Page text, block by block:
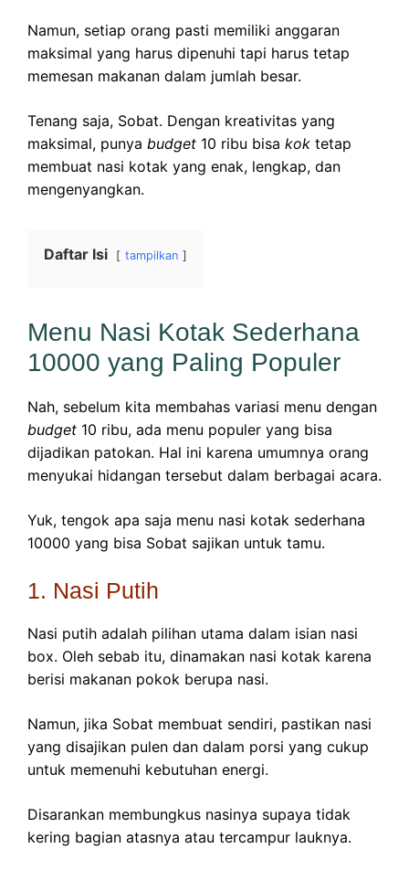
Namun, setiap orang pasti memiliki anggaran
maksimal yang harus dipenuhi tapi harus tetap
memesan makanan dalam jumlah besar.
Tenang saja, Sobat. Dengan kreativitas yang
maksimal, punya budget 10 ribu bisa kok tetap
membuat nasi kotak yang enak, lengkap, dan
mengenyangkan.
Daftar Isi tampilkan
Menu Nasi Kotak Sederhana
10000 yang Paling Populer
Nah, sebelum kita membahas variasi menu dengan
budget 10 ribu, ada menu populer yang bisa
dijadikan patokan. Hal ini karena umumnya orang
menyukai hidangan tersebut dalam berbagai acara.
Yuk, tengok apa saja menu nasi kotak sederhana
10000 yang bisa Sobat sajikan untuk tamu.
1. Nasi Putih
Nasi putih adalah pilihan utama dalam isian nasi
box. Oleh sebab itu, dinamakan nasi kotak karena
berisi makanan pokok berupa nasi.
Namun, jika Sobat membuat sendiri, pastikan nasi
yang disajikan pulen dan dalam porsi yang cukup
untuk memenuhi kebutuhan energi.
Disarankan membungkus nasinya supaya tidak
kering bagian atasnya atau tercampur lauknya.